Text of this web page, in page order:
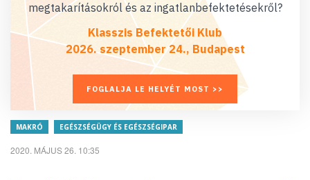
megtakarításokról és az ingatlanbefektetésekről?
Klasszis Befektetői Klub
2026. szeptember 24., Budapest
FOGLALJA LE HELYÉT MOST >>
MAKRÓ EGÉSZSÉGÜGY ÉS EGÉSZSÉGIPAR
2020. MÁJUS 26. 10:35